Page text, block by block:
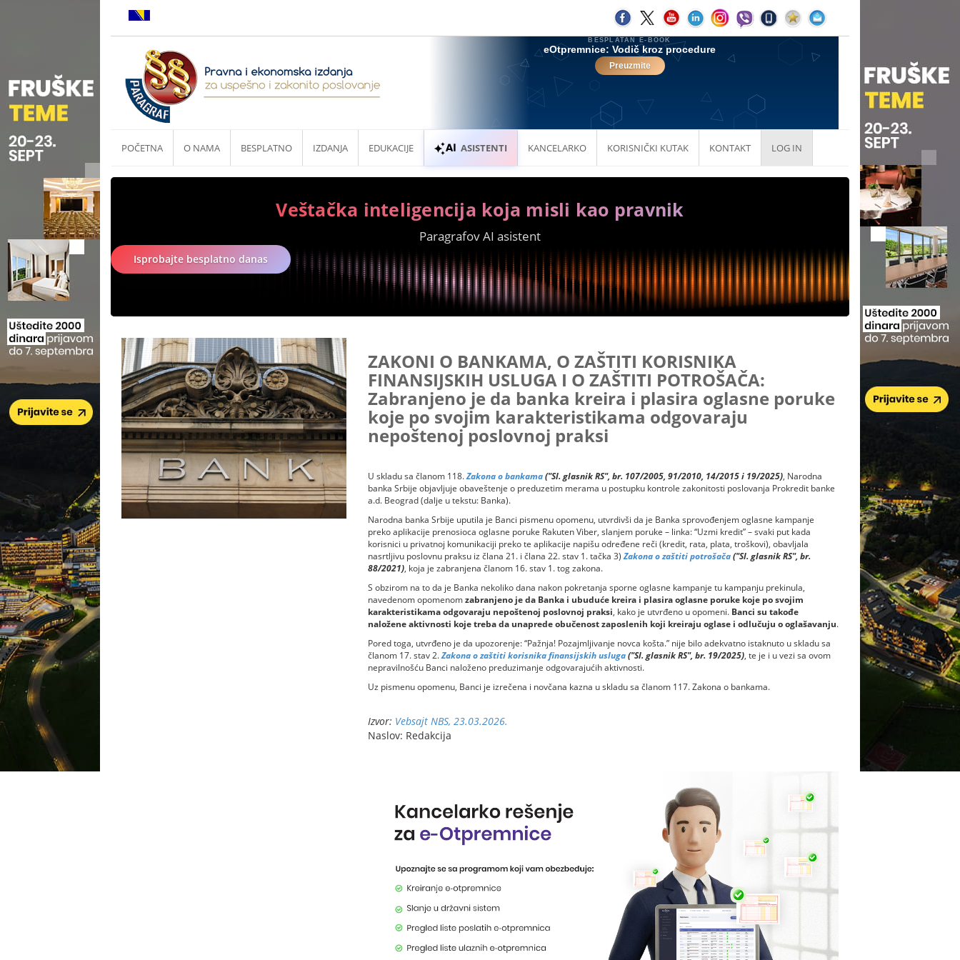
POČETNA O NAMA BESPLATNO IZDANJA EDUKACIJE ASISTENTI KANCELARKO KORISNIČKI KUTAK KONTAKT LOG IN
Veštačka inteligencija koja misli kao pravnik
Paragrafov AI asistent
Isprobajte besplatno danas
ZAKONI O BANKAMA, O ZAŠTITI KORISNIKA
FINANSIJSKIH USLUGA I O ZAŠTITI POTROŠAČA:
Zabranjeno je da banka kreira i plasira oglasne poruke
koje po svojim karakteristikama odgovaraju
nepoštenoj poslovnoj praksi
U skladu sa članom 118.Zakona o bankama("Sl. glasnik RS", br. 107/2005, 91/2010, 14/2015 i 19/2025), Narodna
banka Srbije objavljuje obaveštenje o preduzetim merama u postupku kontrole zakonitosti poslovanja Prokredit banke
a.d. Beograd (dalje u tekstu: Banka).
Narodna banka Srbije uputila je Banci pismenu opomenu, utvrdivši da je Banka sprovođenjem oglasne kampanje
preko aplikacije prenosioca oglasne poruke Rakuten Viber, slanjem poruke – linka: “Uzmi kredit” – svaki put kada
korisnici u privatnoj komunikaciji preko te aplikacije napišu određene reči (kredit, rata, plata, troškovi), obavljala
nasrtljivu poslovnu praksu iz člana 21. i člana 22. stav 1. tačka 3)Zakona o zaštiti potrošača("Sl. glasnik RS", br.
88/2021), koja je zabranjena članom 16. stav 1. tog zakona.
S obzirom na to da je Banka nekoliko dana nakon pokretanja sporne oglasne kampanje tu kampanju prekinula,
navedenom opomenomzabranjeno je da Banka i ubuduće kreira i plasira oglasne poruke koje po svojim
karakteristikama odgovaraju nepoštenoj poslovnoj praksi, kako je utvrđeno u opomeni. Banci su takođe
naložene aktivnosti koje treba da unaprede obučenost zaposlenih koji kreiraju oglase i odlučuju o oglašavanju.
Pored toga, utvrđeno je da upozorenje: “Pažnja! Pozajmljivanje novca košta.” nije bilo adekvatno istaknuto u skladu sa
članom 17. stav 2.Zakona o zaštiti korisnika finansijskih usluga("Sl. glasnik RS", br. 19/2025), te je i u vezi sa ovom
nepravilnošću Banci naloženo preduzimanje odgovarajućih aktivnosti.
Uz pismenu opomenu, Banci je izrečena i novčana kazna u skladu sa članom 117. Zakona o bankama.
Izvor: Vebsajt NBS, 23.03.2026.
Naslov: Redakcija